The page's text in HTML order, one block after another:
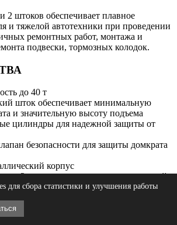
штоков обеспечивает плавное
и тяжелой автотехники при проведении
ремонтных работ, монтажа и
подвески, тормозных колодок.
до 40 т
шток обеспечивает минимальную
и значительную высоту подъема
цилиндры для надежной защиты от
безопасности для защиты домкрата
корпус
2 металлические проставки высотой
для сбора статистики и улучшения работы